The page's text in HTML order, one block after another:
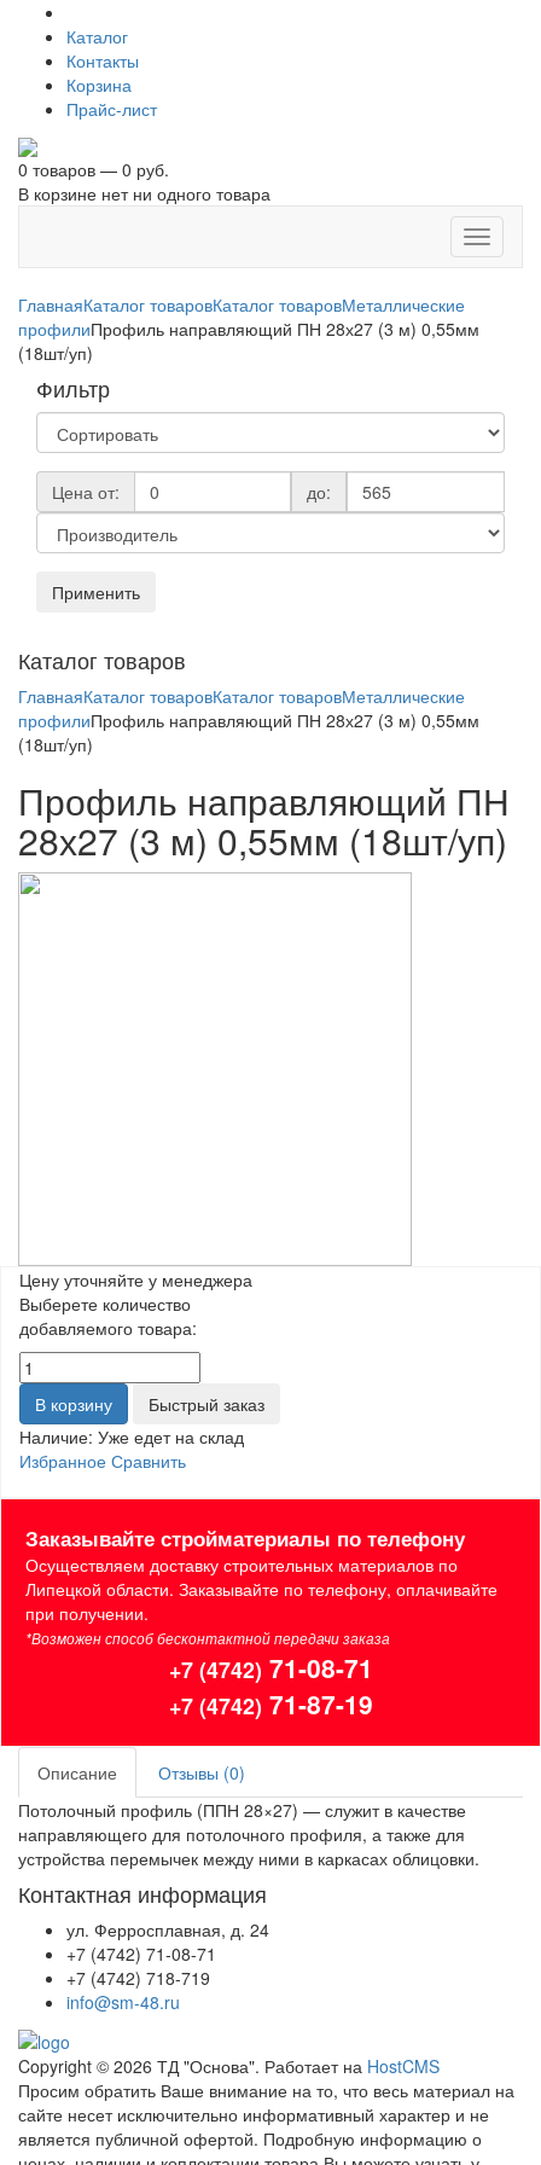
Каталог
Контакты
Корзина
Прайс-лист
0 товаров — 0 руб.
В корзине нет ни одного товара
Toggle
ГлавнаяКаталог товаровКаталог товаровМеталлические
профилиПрофиль направляющий ПН 28х27 (3 м) 0,55мм
(18шт/уп)
Фильтр
Цена от: до:
Применить
Каталог товаров
ГлавнаяКаталог товаровКаталог товаровМеталлические
профилиПрофиль направляющий ПН 28х27 (3 м) 0,55мм
(18шт/уп)
Профиль направляющий ПН
28х27 (3 м) 0,55мм (18шт/уп)
Цену уточняйте у менеджера
Выберете количество
добавляемого товара:
В корзину
Быстрый заказ
Наличие: Уже едет на склад
Избранное Сравнить
Заказывайте стройматериалы по телефону
Осуществляем доставку строительных материалов по
Липецкой области. Заказывайте по телефону, оплачивайте
при получении.
*Возможен способ бесконтактной передачи заказа
+7 (4742) 71-08-71
+7 (4742) 71-87-19
Описание
Отзывы (0)
Потолочный профиль (ППН 28×27) — служит в качестве
направляющего для потолочного профиля, а также для
устройства перемычек между ними в каркасах облицовки.
Контактная информация
ул. Ферросплавная, д. 24
+7 (4742) 71-08-71
+7 (4742) 718-719
info@sm-48.ru
Copyright © 2026 ТД "Основа". Работает на HostCMS
Просим обратить Ваше внимание на то, что весь материал на
сайте несет исключительно информативный характер и не
является публичной офертой. Подробную информацию о